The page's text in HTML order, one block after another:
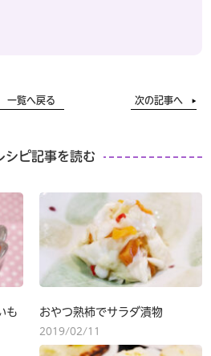
一覧へ戻る 次の記事へ
シピ記事を読む
も
おやつ熟柿でサラダ漬物
2019/02/11